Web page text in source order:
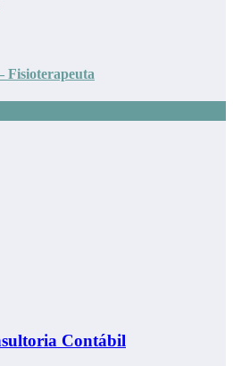
Fisioterapeuta
Contábil